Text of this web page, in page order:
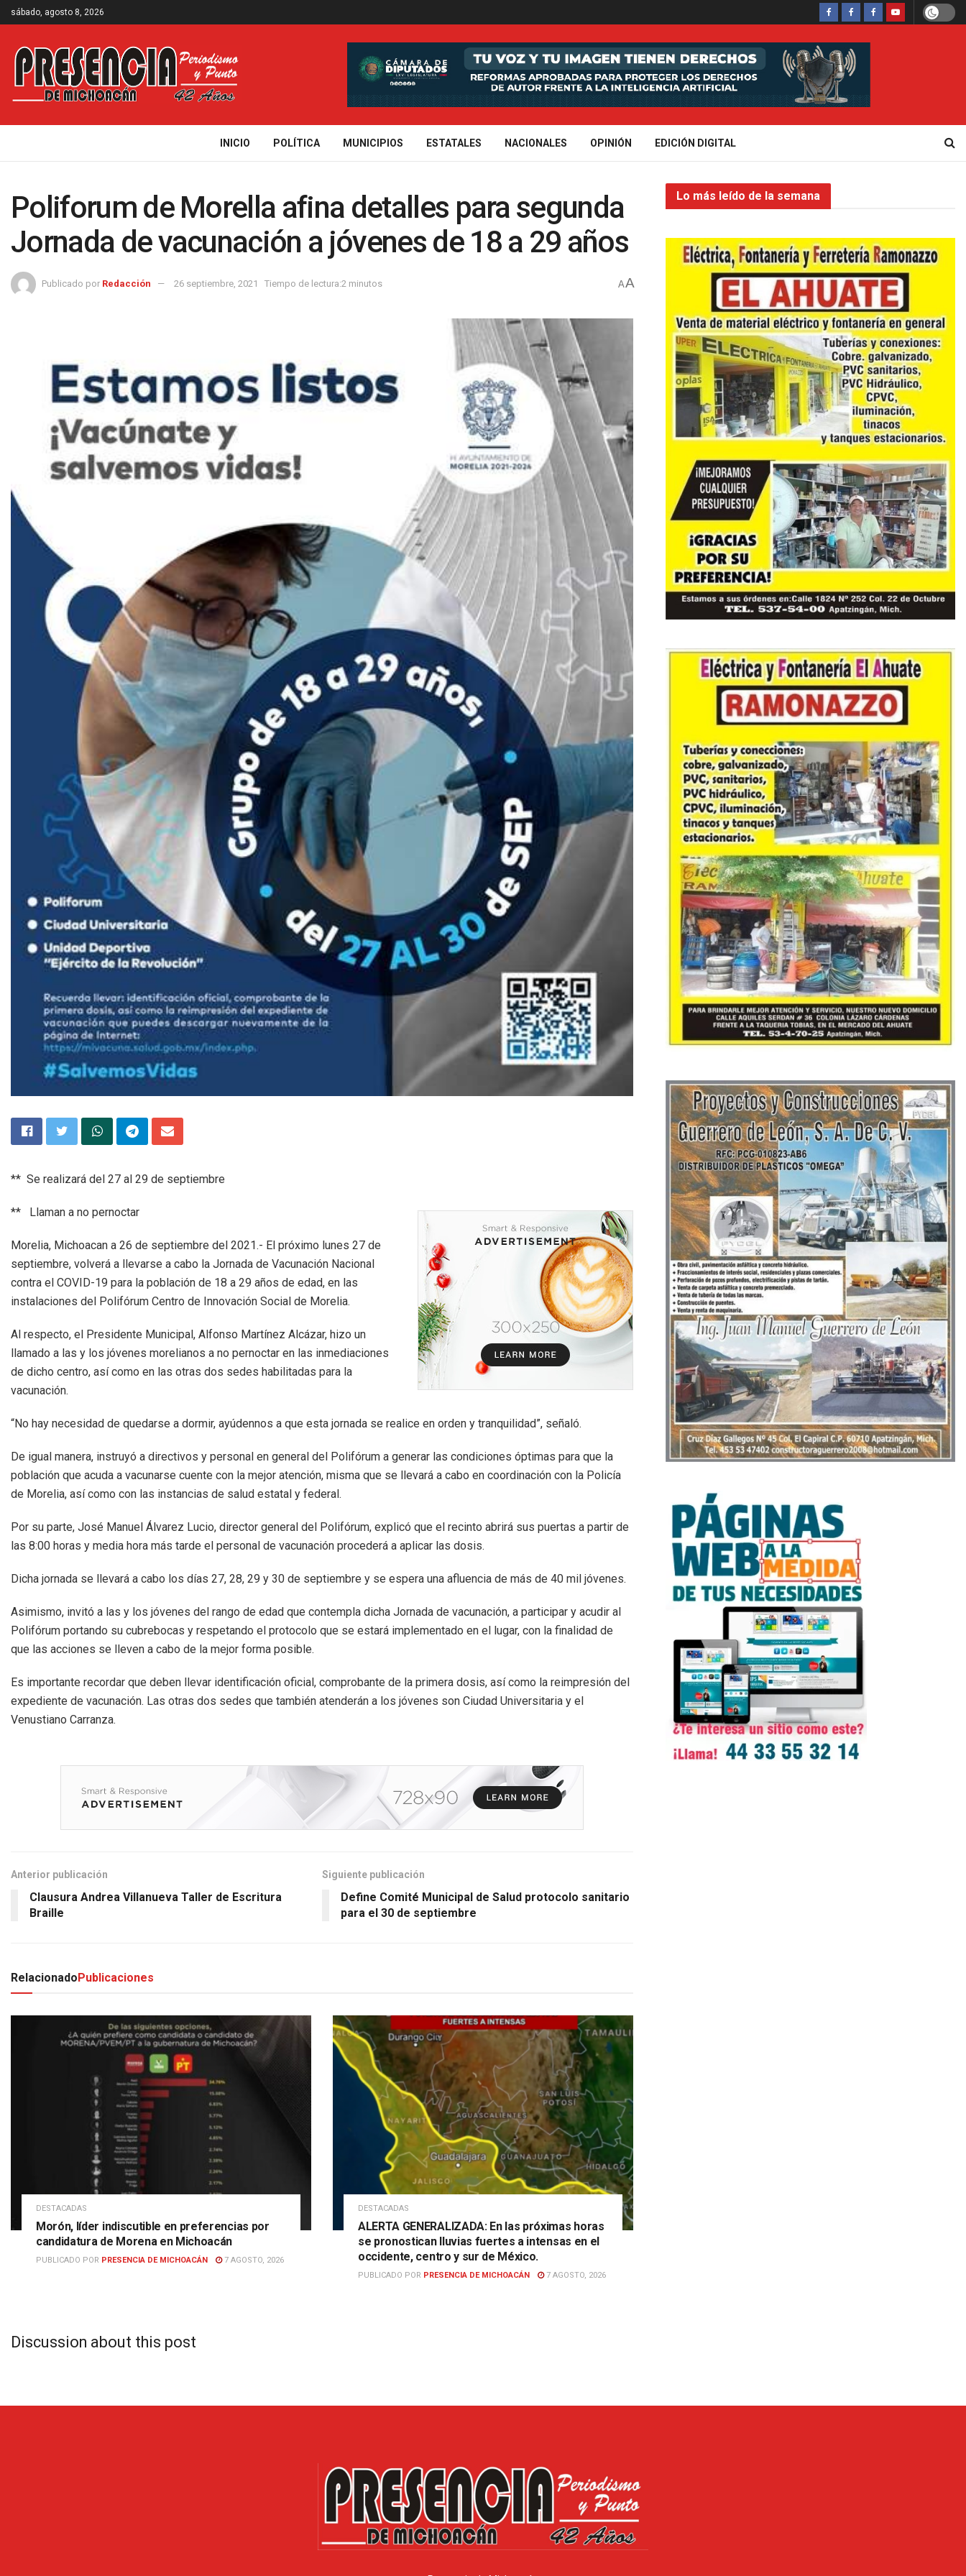
sábado, agosto 8, 2026
INICIO POLÍTICA MUNICIPIOS ESTATALES NACIONALES OPINIÓN EDICIÓN DIGITAL
Poliforum de Morella afina detalles para segunda
Jornada de vacunación a jóvenes de 18 a 29 años
Publicado por Redacción 26 septiembre, 2021 Tiempo de lectura:2 minutos AA
** Se realizará del 27 al 29 de septiembre
** Llaman a no pernoctar
Morelia, Michoacan a 26 de septiembre del 2021.- El próximo lunes 27 de
septiembre, volverá a llevarse a cabo la Jornada de Vacunación Nacional
contra el COVID-19 para la población de 18 a 29 años de edad, en las
instalaciones del Polifórum Centro de Innovación Social de Morelia.
Al respecto, el Presidente Municipal, Alfonso Martínez Alcázar, hizo un
llamado a las y los jóvenes morelianos a no pernoctar en las inmediaciones
de dicho centro, así como en las otras dos sedes habilitadas para la
vacunación.
“No hay necesidad de quedarse a dormir, ayúdennos a que esta jornada se realice en orden y tranquilidad”, señaló.
De igual manera, instruyó a directivos y personal en general del Polifórum a generar las condiciones óptimas para que la
población que acuda a vacunarse cuente con la mejor atención, misma que se llevará a cabo en coordinación con la Policía
de Morelia, así como con las instancias de salud estatal y federal.
Por su parte, José Manuel Álvarez Lucio, director general del Polifórum, explicó que el recinto abrirá sus puertas a partir de
las 8:00 horas y media hora más tarde el personal de vacunación procederá a aplicar las dosis.
Dicha jornada se llevará a cabo los días 27, 28, 29 y 30 de septiembre y se espera una afluencia de más de 40 mil jóvenes.
Asimismo, invitó a las y los jóvenes del rango de edad que contempla dicha Jornada de vacunación, a participar y acudir al
Polifórum portando su cubrebocas y respetando el protocolo que se estará implementado en el lugar, con la finalidad de
que las acciones se lleven a cabo de la mejor forma posible.
Es importante recordar que deben llevar identificación oficial, comprobante de la primera dosis, así como la reimpresión del
expediente de vacunación. Las otras dos sedes que también atenderán a los jóvenes son Ciudad Universitaria y el
Venustiano Carranza.
Anterior publicación
Clausura Andrea Villanueva Taller de Escritura
Braille
Siguiente publicación
Define Comité Municipal de Salud protocolo sanitario
para el 30 de septiembre
Relacionado Publicaciones
DESTACADAS
Morón, líder indiscutible en preferencias por
candidatura de Morena en Michoacán
PUBLICADO POR PRESENCIA DE MICHOACÁN 7 AGOSTO, 2026
DESTACADAS
ALERTA GENERALIZADA: En las próximas horas
se pronostican lluvias fuertes a intensas en el
occidente, centro y sur de México.
PUBLICADO POR PRESENCIA DE MICHOACÁN 7 AGOSTO, 2026
Discussion about this post
Lo más leído de la semana